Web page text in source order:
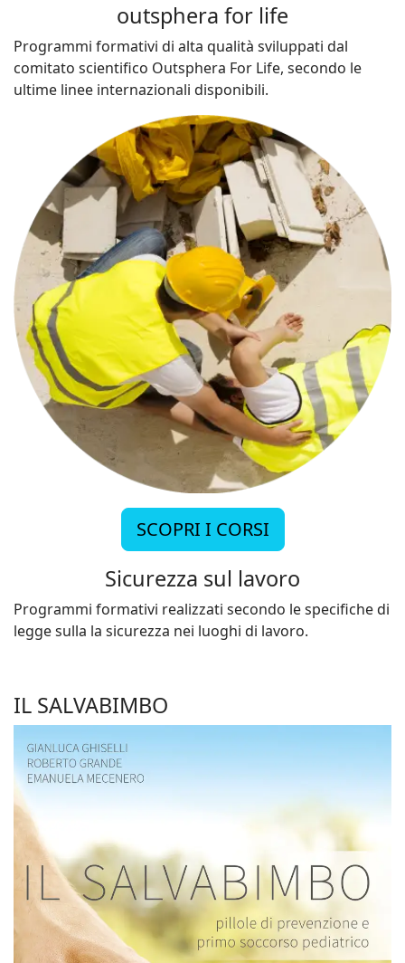
outsphera for life
Programmi formativi di alta qualità sviluppati dal
comitato scientifico Outsphera For Life, secondo le
ultime linee internazionali disponibili.
SCOPRI I CORSI
Sicurezza sul lavoro
Programmi formativi realizzati secondo le specifiche di
legge sulla la sicurezza nei luoghi di lavoro.
IL SALVABIMBO